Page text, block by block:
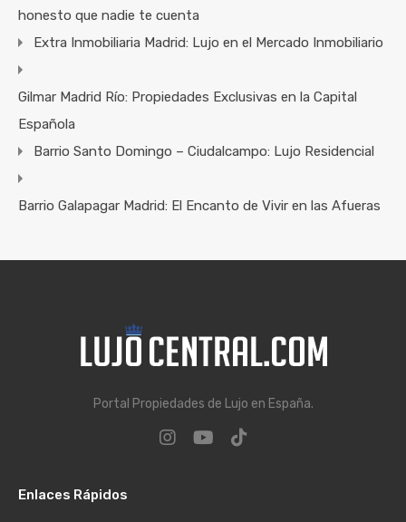
honesto que nadie te cuenta
Extra Inmobiliaria Madrid: Lujo en el Mercado Inmobiliario
Gilmar Madrid Río: Propiedades Exclusivas en la Capital
Española
Barrio Santo Domingo – Ciudalcampo: Lujo Residencial
Barrio Galapagar Madrid: El Encanto de Vivir en las Afueras
Portal Propiedades de Lujo en España.
Enlaces Rápidos